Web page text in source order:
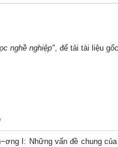
nghề nghiệp", để tải tài liệu
I: Những vấn đề chung